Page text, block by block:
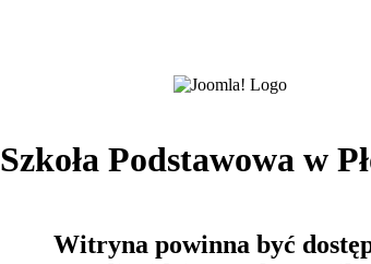
Szkoła Podstawowa w
Witryna powinna być